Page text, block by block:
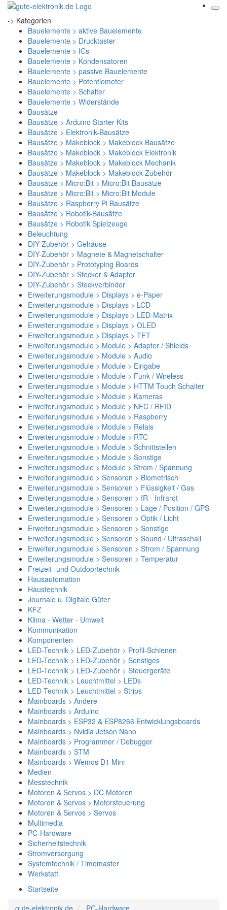
-> Kategorien
Bauelemente > aktive Bauelemente
Bauelemente > Drucktaster
Bauelemente > ICs
Bauelemente > Kondensatoren
Bauelemente > passive Bauelemente
Bauelemente > Potentiometer
Bauelemente > Schalter
Bauelemente > Widerstände
Bausätze
Bausätze > Arduino Starter Kits
Bausätze > Elektronik-Bausätze
Bausätze > Makeblock > Makeblock Bausätze
Bausätze > Makeblock > Makeblock Elektronik
Bausätze > Makeblock > Makeblock Mechanik
Bausätze > Makeblock > Makeblock Zubehör
Bausätze > Micro:Bit > Micro:Bit Bausätze
Bausätze > Micro:Bit > Micro:Bit Module
Bausätze > Raspberry Pi Bausätze
Bausätze > Robotik-Bausätze
Bausätze > Robotik Spielzeuge
Beleuchtung
DIY-Zubehör > Gehäuse
DIY-Zubehör > Magnete & Magnetschalter
DIY-Zubehör > Prototyping Boards
DIY-Zubehör > Stecker & Adapter
DIY-Zubehör > Steckverbinder
Erweiterungsmodule > Displays > e-Paper
Erweiterungsmodule > Displays > LCD
Erweiterungsmodule > Displays > LED-Matrix
Erweiterungsmodule > Displays > OLED
Erweiterungsmodule > Displays > TFT
Erweiterungsmodule > Module > Adapter / Shields
Erweiterungsmodule > Module > Audio
Erweiterungsmodule > Module > Eingabe
Erweiterungsmodule > Module > Funk / Wireless
Erweiterungsmodule > Module > HTTM Touch Schalter
Erweiterungsmodule > Module > Kameras
Erweiterungsmodule > Module > NFC / RFID
Erweiterungsmodule > Module > Raspberry
Erweiterungsmodule > Module > Relais
Erweiterungsmodule > Module > RTC
Erweiterungsmodule > Module > Schnittstellen
Erweiterungsmodule > Module > Sonstige
Erweiterungsmodule > Module > Strom / Spannung
Erweiterungsmodule > Sensoren > Biometrisch
Erweiterungsmodule > Sensoren > Flüssigkeit / Gas
Erweiterungsmodule > Sensoren > IR - Infrarot
Erweiterungsmodule > Sensoren > Lage / Position / GPS
Erweiterungsmodule > Sensoren > Optik / Licht
Erweiterungsmodule > Sensoren > Sonstige
Erweiterungsmodule > Sensoren > Sound / Ultraschall
Erweiterungsmodule > Sensoren > Strom / Spannung
Erweiterungsmodule > Sensoren > Temperatur
Freizeit- und Outdoortechnik
Hausautomation
Haustechnik
Journale u. Digitale Güter
KFZ
Klima - Wetter - Umwelt
Kommunikation
Komponenten
LED-Technik > LED-Zubehör > Profil-Schienen
LED-Technik > LED-Zubehör > Sonstiges
LED-Technik > LED-Zubehör > Steuergeräte
LED-Technik > Leuchtmittel > LEDs
LED-Technik > Leuchtmittel > Strips
Mainboards > Andere
Mainboards > Arduino
Mainboards > ESP32 & ESP8266 Entwicklungsboards
Mainboards > Nvidia Jetson Nano
Mainboards > Programmer / Debugger
Mainboards > STM
Mainboards > Wemos D1 Mini
Medien
Messtechnik
Motoren & Servos > DC Motoren
Motoren & Servos > Motorsteuerung
Motoren & Servos > Servos
Multimedia
PC-Hardware
Sicherheitstechnik
Stromversorgung
Systemtechnik / Timemaster
Werkstatt
Startseite
gute-elektronik.de
PC-Hardware